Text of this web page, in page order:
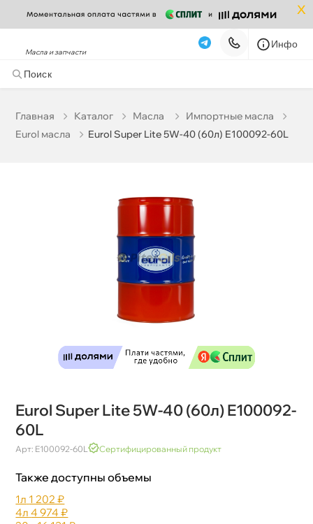
x
Масла и запчасти
Инфо
Главная Катало Масла
Импортные масла
Eurol масла
Eurol Super Lite 5W-40 (60л) E100092-60L
Eurol Super Lite 5W-40 (60л) E100092-
60L
Арт: E100092-60L Сертифицированный продукт
Также доступны объемы
1л 1 202 ₽
4л 4 974 ₽